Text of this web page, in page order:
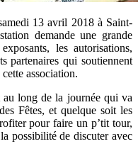
13 avril 2018 à Saint-
demande une grande
les autorisations,
partenaires qui soutiennent
association.
au long de la journée qui va
Fêtes, et quelque soit les
pour faire un p’tit tour,
possibilité de discuter avec